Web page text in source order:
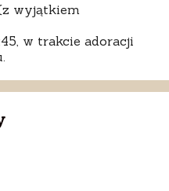
wyjątkiem
w trakcie adoracji